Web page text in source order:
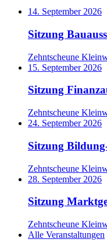
14. September 2026
Sitzung
Zehntscheune
15. September 2026
Sitzung
Zehntscheune
24. September 2026
Sitzung
Zehntscheune
28. September 2026
Sitzung
Zehntscheune
Alle Veranstaltungen